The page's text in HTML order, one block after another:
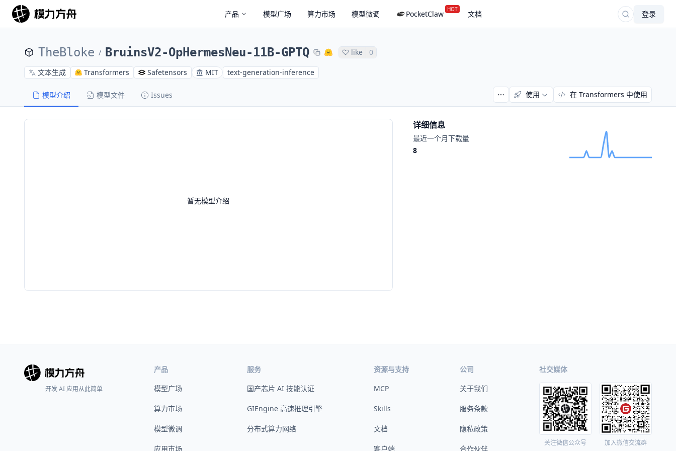
产品 模型广场 算力市场 模型微调 PocketClaw HOT 文档 登录
TheBloke / BruinsV2-OpHermesNeu-11B-GPTQ like 0
文本生成 Transformers Safetensors MIT text-generation-inference
模型介绍 模型文件 Issues 使用 在 Transformers 中使用
暂无模型介绍
详细信息
最近一个月下载量
8
开发 AI 应用从此简单
产品
模型广场
算力市场
模型微调
应用市场
服务
国产芯片 AI 技能认证
GIEngine 高速推理引擎
分布式算力网络
资源与支持
MCP
Skills
文档
客户端
公司
关于我们
服务条款
隐私政策
合作伙伴
社交媒体
关注微信公众号 加入微信交流群